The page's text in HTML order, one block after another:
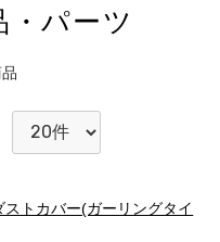
・パーツ
トカバー(ガーリングタイ